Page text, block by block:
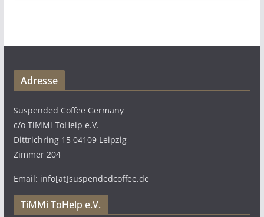
Adresse
Suspended Coffee Germany
c/o TiMMi ToHelp e.V.
Dittrichring 15 04109 Leipzig
Zimmer 204
Email: info[at]suspendedcoffee.de
TiMMi ToHelp e.V.